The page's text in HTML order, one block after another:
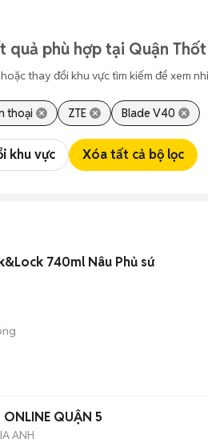
quả phù hợp tại Quận
thay đổi khu vực tìm kiếm để xem
thoại ZTE Blade V40
khu vực Xóa tất cả bộ lọc
740ml Nâu Phủ sứ
QUẬN 5
ANH